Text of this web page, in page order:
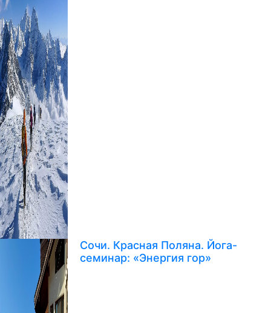
Сочи. Красная Поляна. Йога-
семинар: «Энергия гор»